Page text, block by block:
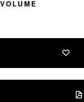
VOLUME